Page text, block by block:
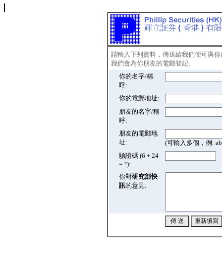
請輸入下列資料，傳送給我們便可與
我們會為你朋友的電郵登記:
你的名字/稱
呼:
你的電郵地址:
朋友的名字/稱
呼:
朋友的電郵地
址:
(可輸入多個，例:
驗證碼 (6 + 24
= ?):
你對研究部快
訊的意見: